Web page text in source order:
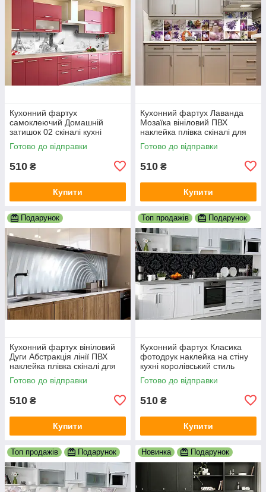
Кухонний фартух
самоклеючий Домашній
затишок 02 скіналі кухні
наклейка ПВХ Париж
Ейфелева вежа 600х2000 мм
Готово до відправки
510 ₴
Купити
Кухонний фартух Лаванда
Мозаїка вініловий ПВХ
наклейка плівка скіналі для
кухні фіолетовий 600х2000
мм
Готово до відправки
510 ₴
Купити
Подарунок
Кухонний фартух вініловий
Дуги Абстракція лінії ПВХ
наклейка плівка скіналі для
кухні сірий 600х2000 мм
Готово до відправки
510 ₴
Купити
Топ продажів Подарунок
Кухонний фартух Класика
фотодрук наклейка на стіну
кухні королівський стиль
абстракція 600х2000 мм
Готово до відправки
510 ₴
Купити
Топ продажів Подарунок Новинка Подарунок